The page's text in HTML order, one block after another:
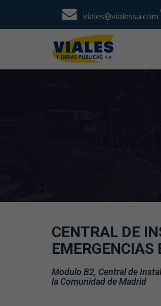
viales@vialessa.com
CENTRAL DE
Modulo B2, Central de
la Comunidad de Madrid